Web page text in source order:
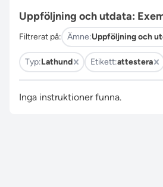
Uppföljning och utdata:
Filtrerat på: Ämne:Uppföljning och
Typ:Lathund Etikett:attestera
Inga instruktioner funna.